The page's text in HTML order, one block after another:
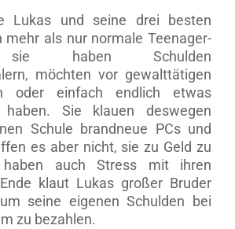
Lukas und seine drei besten
mehr als nur normale Teenager-
sie haben Schulden
möchten vor gewalttätigen
oder einfach endlich etwas
haben. Sie klauen deswegen
Schule brandneue PCs und
es aber nicht, sie zu Geld zu
auch Stress mit ihren
klaut Lukas großer Bruder
seine eigenen Schulden bei
zu bezahlen.